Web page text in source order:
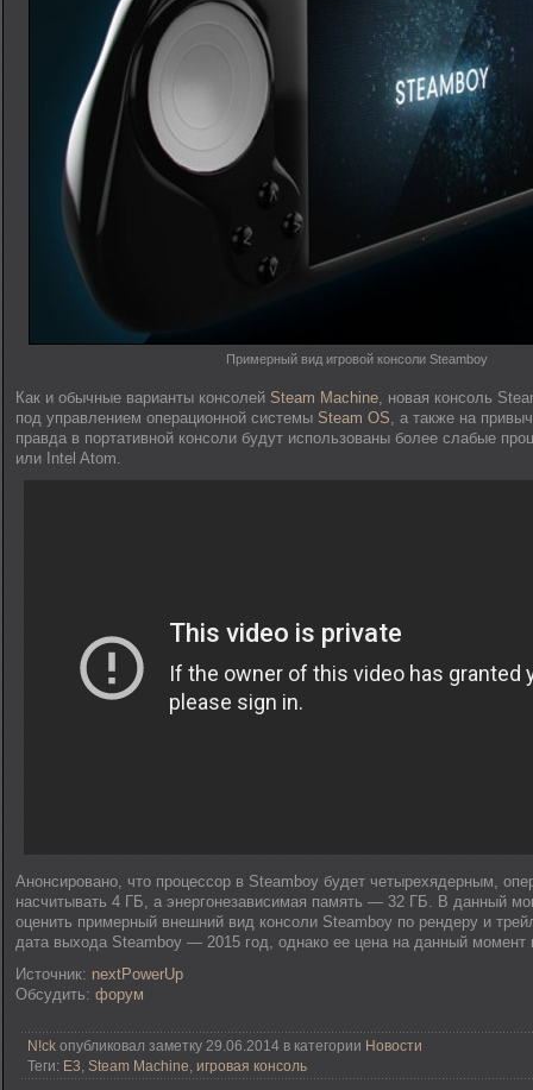
Примерный вид игровой консоли Steamboy
Как и обычные варианты консолей Steam Machine, новая консоль
под управлением операционной системы Steam OS, а также на
правда в портативной консоли будут использованы более слабые
или Intel Atom.
Анонсировано, что процессор в Steamboy будет четырехядерным,
насчитывать 4 ГБ, а энергонезависимая память — 32 ГБ. В данный
оценить примерный внешний вид консоли Steamboy по рендеру и
дата выхода Steamboy — 2015 год, однако ее цена на данный момент
Источник: nextPowerUp
Обсудить: форум
N!ck опубликовал заметку 29.06.2014 в категории Новости
Теги: E3, Steam Machine, игровая консоль